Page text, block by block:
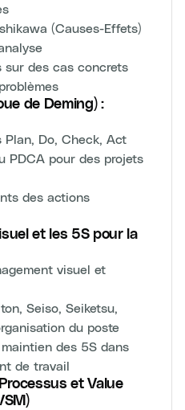
(Causes-Effets)
sur des cas concrets
de Deming) :
Plan, Do, Check, Act
PDCA pour des projets
des actions
et les 5S pour la
visuel et
Seiso, Seiketsu,
du poste
des 5S dans
de travail
et Value